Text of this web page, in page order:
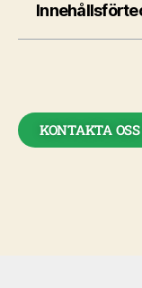
KONTAKTA OSS